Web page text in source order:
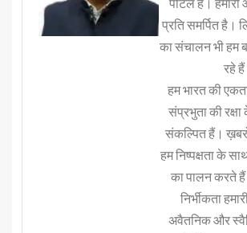
प्रति समर्पित है।
का संचालन भी हम
रहे हैं
हम भारत की
संप्रभुता की
संकल्पित हैं।
हम निष्पक्षता के
का पालन करते
निर्भीकता
अवैतनिक और